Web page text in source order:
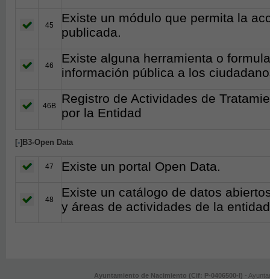
45
Existe un módulo que permita la
publicada.
46
Existe alguna herramienta o
información pública a los
46B
Registro de Actividades de
por la Entidad
[-]B3-Open Data
47 Existe un portal Open Data.
48
Existe un catálogo de datos
y áreas de actividades de la
Ayuntamiento de Nacimiento (Cif: P-0406500-I) -